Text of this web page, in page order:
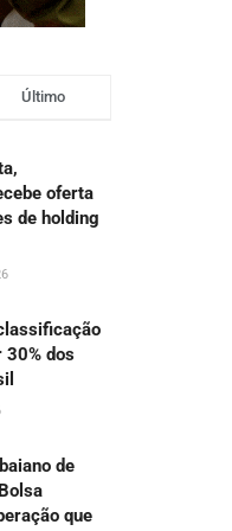
Último
oferta
de holding
30% dos
de
que